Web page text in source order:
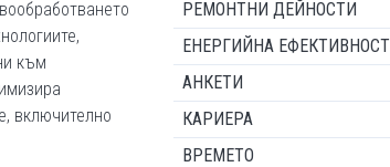
към
включително
РЕМОНТНИ ДЕЙНОСТИ
ЕНЕРГИЙНА ЕФЕКТИВНОСТ
АНКЕТИ
КАРИЕРА
ВРЕМЕТО